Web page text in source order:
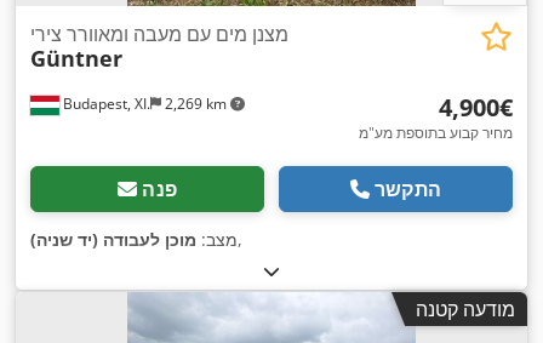
Budapest, XI. 2,269 km
מצנן מים עם מעבה ומאוורר צירי
Güntner
‏4,900 ‏€
מחיר קבוע בתוספת מע"מ
פנה התקשר
מצב: מוכן לעבודה (יד שניה) ,
מודעה קטנה